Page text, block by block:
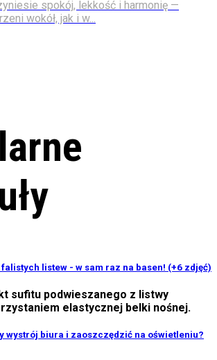
spokój, lekkość i harmonię —
wokół, jak i w...
listew - w sam raz na basen! (+6 zdjęć)
sufitu podwieszanego z listwy
elastycznej belki nośnej.
wystrój biura i zaoszczędzić na oświetleniu?